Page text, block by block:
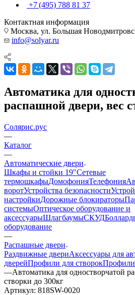
+7 (495) 788 81 37
Контактная информация
Москва, ул. Большая
info@solyar.ru
Автоматика для
распашной двери, вес
Солярис.рус
—
Каталог
—
Автоматические двери
Шкафы и стойки 19"Сетевые
термошкафыДомофонияТелефония
воротУстройства безопасности
настройкиДорожные блокираторы
системыОптическое оборудование и
аксессуарыШлагбаумыСКУД
оборудование
—
Распашные двери
Раздвижные двериАксессуары для
дверейПрофили для створокПрофили
—Автоматика для одностворчатой
створки до 300кг
Артикул: 818SW-0020